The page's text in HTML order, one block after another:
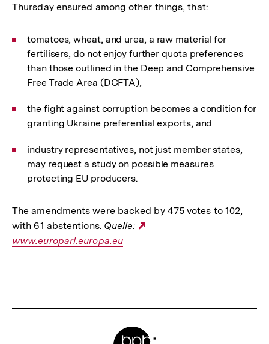
Thursday ensured among other things, that:
tomatoes, wheat, and urea, a raw material for
fertilisers, do not enjoy further quota preferences
than those outlined in the Deep and Comprehensive
Free Trade Area (DCFTA),
the fight against corruption becomes a condition for
granting Ukraine preferential exports, and
industry representatives, not just member states,
may request a study on possible measures
protecting EU producers.
The amendments were backed by 475 votes to 102,
with 61 abstentions. Quelle:
www.europarl.europa.eu